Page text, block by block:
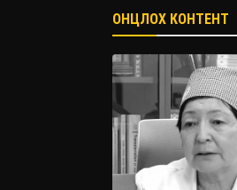
ОНЦЛОХ КОНТЕНТ